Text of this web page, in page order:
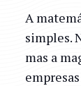
A
simples.
mas a